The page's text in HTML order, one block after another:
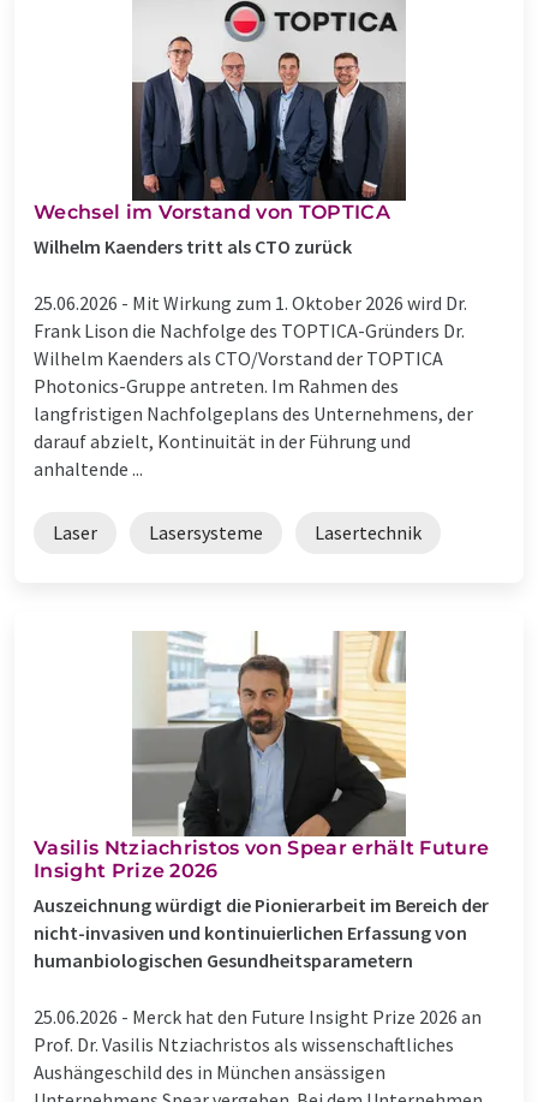
Wechsel im Vorstand von TOPTICA
Wilhelm Kaenders tritt als CTO zurück
25.06.2026 - Mit Wirkung zum 1. Oktober 2026 wird Dr.
Frank Lison die Nachfolge des TOPTICA-Gründers Dr.
Wilhelm Kaenders als CTO/Vorstand der TOPTICA
Photonics-Gruppe antreten. Im Rahmen des
langfristigen Nachfolgeplans des Unternehmens, der
darauf abzielt, Kontinuität in der Führung und
anhaltende ...
Laser Lasersysteme Lasertechnik
Vasilis Ntziachristos von Spear erhält Future
Insight Prize 2026
Auszeichnung würdigt die Pionierarbeit im Bereich der
nicht-invasiven und kontinuierlichen Erfassung von
humanbiologischen Gesundheitsparametern
25.06.2026 - Merck hat den Future Insight Prize 2026 an
Prof. Dr. Vasilis Ntziachristos als wissenschaftliches
Aushängeschild des in München ansässigen